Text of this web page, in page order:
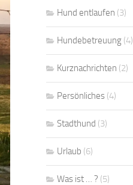
Hund entlaufen (3)
Hundebetreuung (4)
Kurznachrichten (2)
Persönliches (4)
Stadthund (3)
Urlaub (6)
Was ist … ? (5)